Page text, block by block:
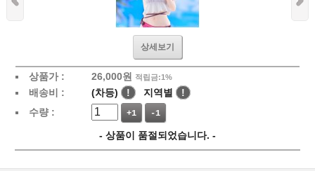
상세보기
상품가 : 26,000원 적립금:1%
배송비 : (차등) ! 지역별
!
수량 :
+1 -1
- 상품이 품절되었습니다. -